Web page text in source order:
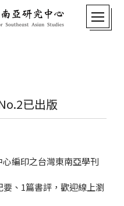
已出版
編印之台灣東南亞學刊
、1篇書評，歡迎線上瀏